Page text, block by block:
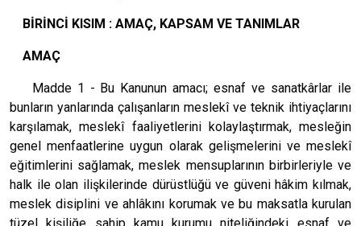
BİRİNCİ KISIM : AMAÇ, KAPSAM VE TANIMLAR
AMAÇ
Madde 1 - Bu Kanunun amacı; esnaf ve sanatkârlar ile
bunların yanlarında çalışanların meslekî ve teknik ihtiyaçlarını
karşılamak, meslekî faaliyetlerini kolaylaştırmak, mesleğin
genel menfaatlerine uygun olarak gelişmelerini ve meslekî
eğitimlerini sağlamak, meslek mensuplarının birbirleriyle ve
halk ile olan ilişkilerinde dürüstlüğü ve güveni hâkim kılmak,
meslek disiplini ve ahlâkını korumak ve bu maksatla kurulan